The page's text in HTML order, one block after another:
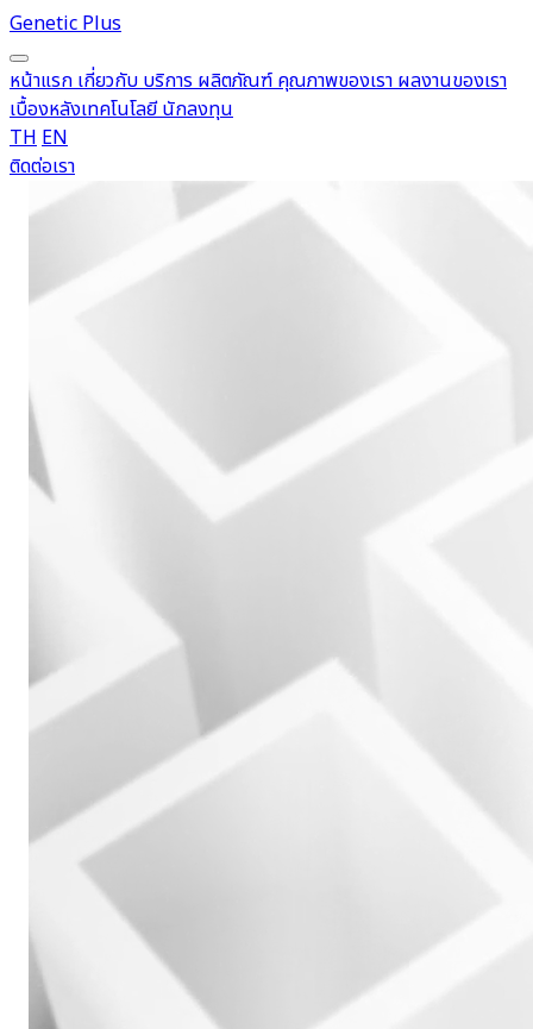
Genetic Plus
หน้าแรกเกี่ยวกับบริการผลิตภัณฑ์คุณภาพของเราผลงานของเรา
เบื้องหลังเทคโนโลยีนักลงทุน
THEN
ติดต่อเรา